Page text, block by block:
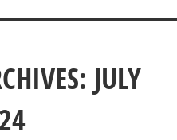
JULY